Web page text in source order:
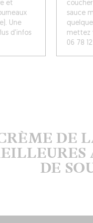
et
Une
d'infos
sauce
mettez
06 78
DE
DE